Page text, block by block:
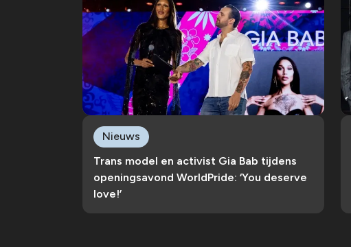
Trans model en activist Gia Bab tijdens
openingsavond WorldPride: ‘You deserve
love!’
Nieuws